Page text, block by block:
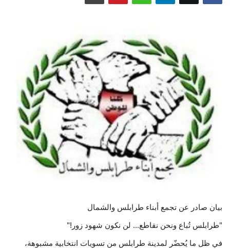
حياة
بيان صادر عن تجمع أبناء طرابلس والشمال
"طرابلس تُباع ونحن نقاطع... لن نكون شهود زور!"
في ظل ما يُحضّر لمدينة طرابلس من تسويات انتخابية مشبوهة،